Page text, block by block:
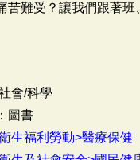
苦難受？讓我們跟著班
會/科學
圖書
生福利勞動>醫療保健